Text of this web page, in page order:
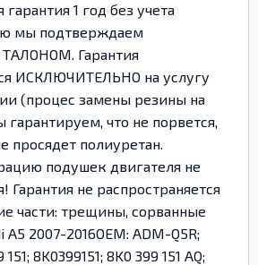
гарантия 1 год без учета
мы подтверждаем
Гарантия
ИСКЛЮЧИТЕЛЬНО на услугу
(процес замены резины на
что не порвется,
просядет полиуретан.
подушек двигателя не
Гарантия не распространяется
части: трещины, сорванные
2007-2016OEM: ADM-Q5R;
8K0399151; 8K0 399 151 AQ;